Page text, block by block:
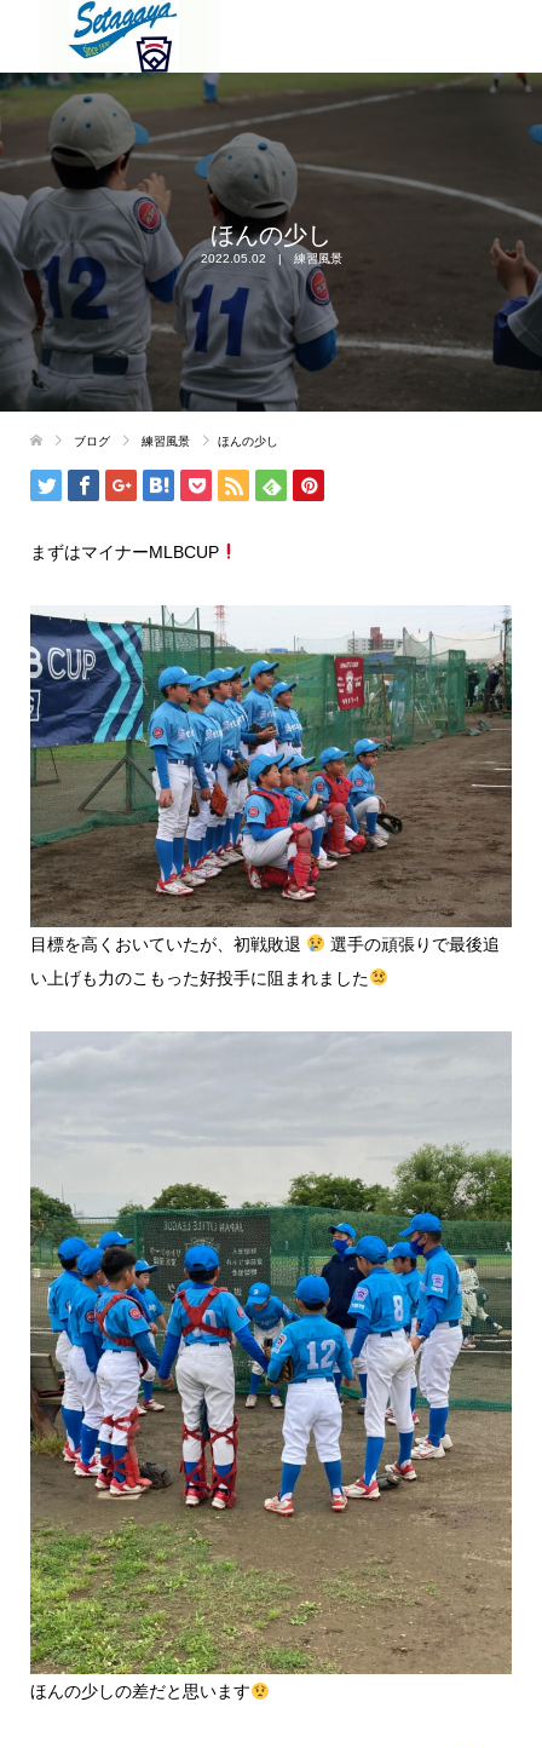
ほんの少し
2022.05.02 練習風景
ブログ 練習風景 ほんの少し
まずはマイナーMLBCUP
目標を高くおいていたが、初戦敗退
選手の頑張りで最後追
い上げも力のこもった好投手に阻まれました
ほんの少しの差だと思います